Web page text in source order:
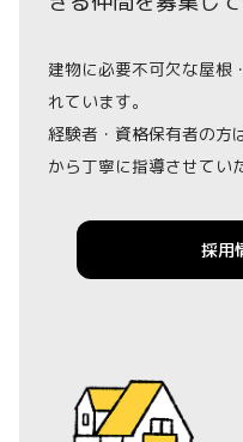
建物に必要不可欠な屋根
れています。
経験者・資格保有者の方
から丁寧に指導させてい
採用